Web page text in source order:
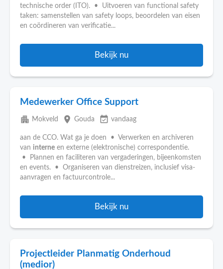
technische order (ITO). • Uitvoeren van functional safety
taken: samenstellen van safety loops, beoordelen van eisen
en coördineren van verificatie...
Bekijk nu
Medewerker Office Support
apartment Mokveld place Gouda event_available vandaag
aan de CCO. Wat ga je doen • Verwerken en archiveren
van interne en externe (elektronische) correspondentie.
• Plannen en faciliteren van vergaderingen, bijeenkomsten
en events. • Organiseren van dienstreizen, inclusief visa-
aanvragen en factuurcontrole...
Bekijk nu
Projectleider Planmatig Onderhoud
(medior)